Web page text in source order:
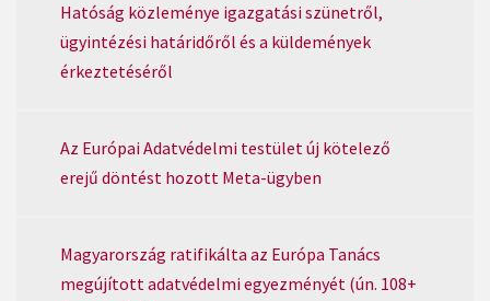
Hatóság közleménye igazgatási szünetről,
ügyintézési határidőről és a küldemények
érkeztetéséről
Az Európai Adatvédelmi testület új kötelező
erejű döntést hozott Meta-ügyben
Magyarország ratifikálta az Európa Tanács
megújított adatvédelmi egyezményét (ún. 108+